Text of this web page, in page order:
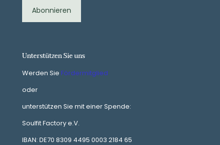
Abonnieren
Unterstützen Sie uns
Werden Sie Fördermitglied
oder
unterstützen Sie mit einer Spende:
Soulfit Factory e.V.
IBAN: DE70 8309 4495 0003 2184 65